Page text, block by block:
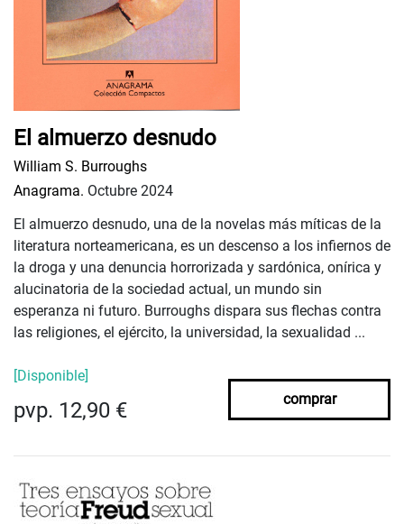
El almuerzo desnudo
William S. Burroughs
Anagrama. Octubre 2024
El almuerzo desnudo, una de la novelas más míticas de la
literatura norteamericana, es un descenso a los infiernos de
la droga y una denuncia horrorizada y sardónica, onírica y
alucinatoria de la sociedad actual, un mundo sin
esperanza ni futuro. Burroughs dispara sus flechas contra
las religiones, el ejército, la universidad, la sexualidad ...
[Disponible]
pvp. 12,90 € comprar